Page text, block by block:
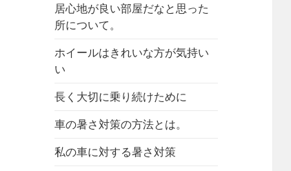
居心地が良い部屋だなと思った
所について。
ホイールはきれいな方が気持い
い
長く大切に乗り続けために
車の暑さ対策の方法とは。
私の車に対する暑さ対策